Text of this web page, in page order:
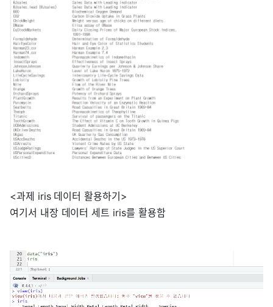
<과제 iris 데이터 활용하기>
여기서 내장 데이터 세트 iris를 활용함